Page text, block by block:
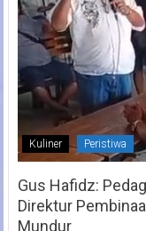
Kuliner Peristiwa
Gus Hafidz:
Direktur
Mundur